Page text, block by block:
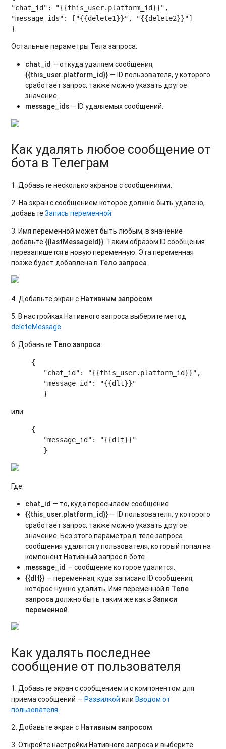
"chat_id": "{{this_user.platform_id}}",
"message_ids": ["{{delete1}}", "{{delete2}}"]
Остальные параметры Тела запроса:
chat_id — откуда удаляем сообщения,
{{this_user.platform_id}} — ID пользователя, у которого
сработает запрос, также можно указать другое
значение.
message_ids — ID удаляемых сообщений.
Как удалять любое сообщение от
бота в Телеграм
1. Добавьте несколько экранов с сообщениями.
2. На экран с сообщением которое должно быть удалено,
добавьтеЗапись переменной.
3. Имя переменной может быть любым, в значение
добавьте{{lastMessageId}}. Таким образом ID сообщения
перезапишется в новую переменную. Эта переменная
позже будет добавлена в Тело запроса.
4. Добавьте экран с Нативным запросом.
5. В настройках Нативного запроса выберите метод
deleteMessage.
6. Добавьте Тело запроса:
или
Где:
chat_id — то, куда пересылаем сообщение
{{this_user.platform_id}} — ID пользователя, у которого
сработает запрос, также можно указать другое
значение. Без этого параметра в теле запроса
сообщения удалятся у пользователя, который попал на
компонент Нативный запрос в боте.
message_id — сообщение которое удалится.
{{dlt}} — переменная, куда записано ID сообщения,
которое нужно удалить. Имя переменной в Теле
запросадолжно быть таким же как вЗаписи
переменной.
Как удалять последнее
сообщение от пользователя
1. Добавьте экран с сообщением и с компонентом для
приема сообщений —Развилкой илиВводом от
пользователя.
2. Добавьте экран с Нативным запросом.
3. Откройте настройки Нативного запроса и выберите